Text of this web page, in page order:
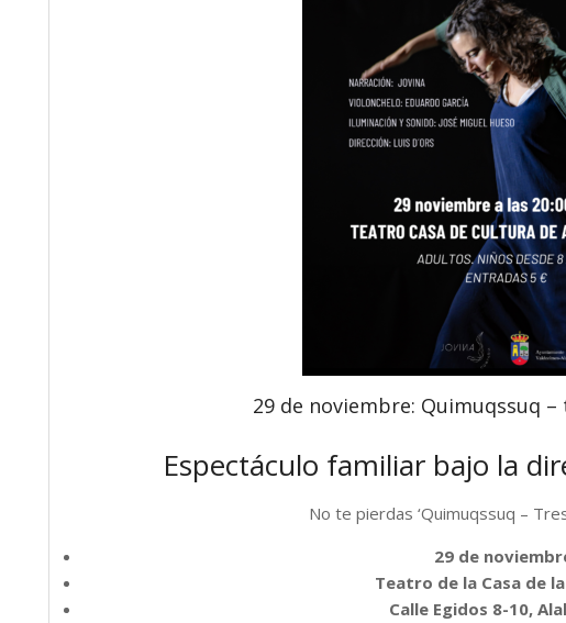
29 de noviembre: Quimuqssuq
Espectáculo familiar bajo la
No te pierdas ‘Quimuqssuq –
29 de
Teatro de la Casa de
Calle Egidos 8-10,